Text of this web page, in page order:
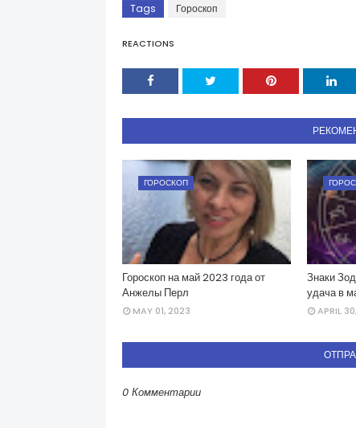
Tags Гороскоп
REACTIONS
ГОРОСКОП
Гороскоп на май 2023 года от
Анжелы Перл
MAY 01, 2023
Знаки
удача в
APRIL
0 Комментарии